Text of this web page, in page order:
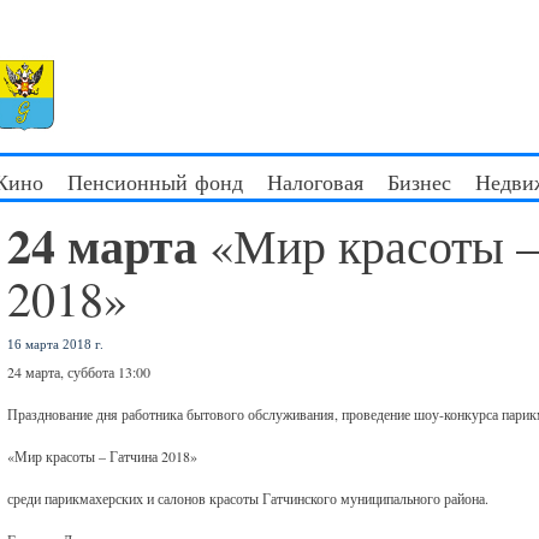
Пенсионный фонд Налоговая Бизнес
24 марта «Мир красоты
2018»
16 марта 2018 г.
24 марта, суббота 13:00
Празднование дня работника бытового обслуживания, проведение шоу-конкурса
«Мир красоты – Гатчина 2018»
среди парикмахерских и салонов красоты Гатчинского муниципального района.